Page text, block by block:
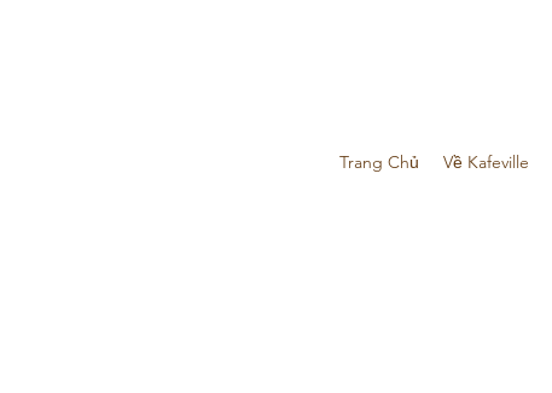
Trang Chủ Về Kafeville